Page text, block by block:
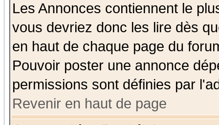
Les Annonces contiennent le
vous devriez donc les lire dès
en haut de chaque page du
Pouvoir poster une annonce
permissions sont définies par
Revenir en haut de page